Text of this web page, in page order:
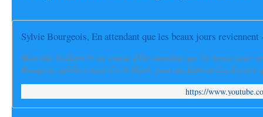
Sylvie Bourgeois, En attendant que les beaux jours
Manoëlle Gaillard lit un extrait d'En attendant que les beaux jours
Bourgeois, qu'elle a signé Cécile Harel, paru aux Editions Les Escales,
https://